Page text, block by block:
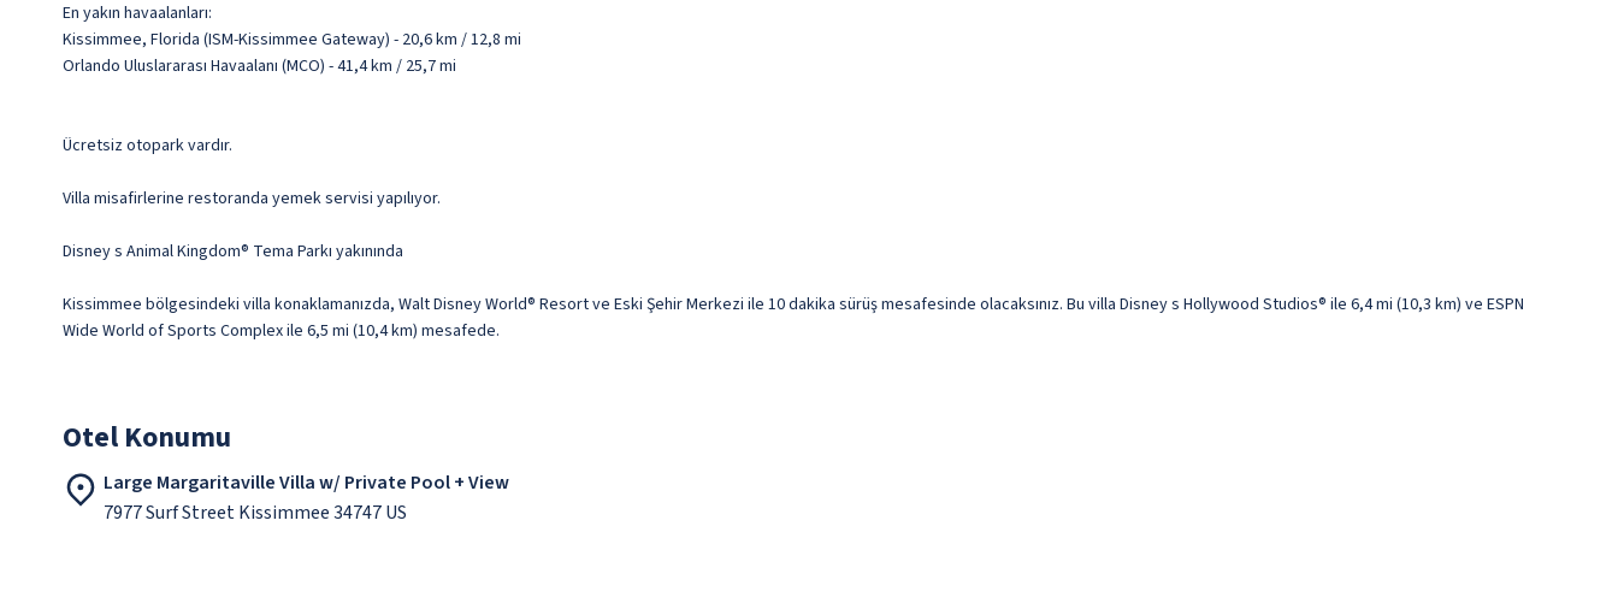
En yakın havaalanları:
Kissimmee, Florida (ISM-Kissimmee Gateway) - 20,6 km / 12,8 mi
Orlando Uluslararası Havaalanı (MCO) - 41,4 km / 25,7 mi
Ücretsiz otopark vardır.
Villa misafirlerine restoranda yemek servisi yapılıyor.
Disney s Animal Kingdom® Tema Parkı yakınında
Kissimmee bölgesindeki villa konaklamanızda, Walt Disney World® Resort ve Eski Şehir Merkezi ile 10 dakika sürüş mesafesinde olacaksınız. Bu villa Disney s Hollywood Studios® ile 6,4 mi (10,3 km) ve ESPN
Wide World of Sports Complex ile 6,5 mi (10,4 km) mesafede.
Otel Konumu
Large Margaritaville Villa w/ Private Pool + View
7977 Surf Street Kissimmee 34747 US